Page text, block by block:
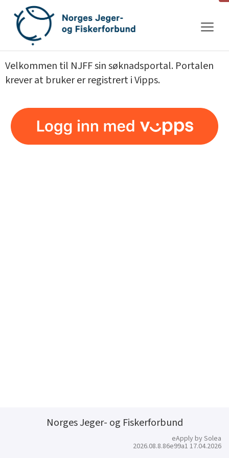
innhold
Velkommen til NJFF sin søknadsportal. Portalen
krever at bruker er registrert i Vipps.
Norges Jeger- og Fiskerforbund
eApply by Solea
2026.08.8.86e99a1 17.04.2026